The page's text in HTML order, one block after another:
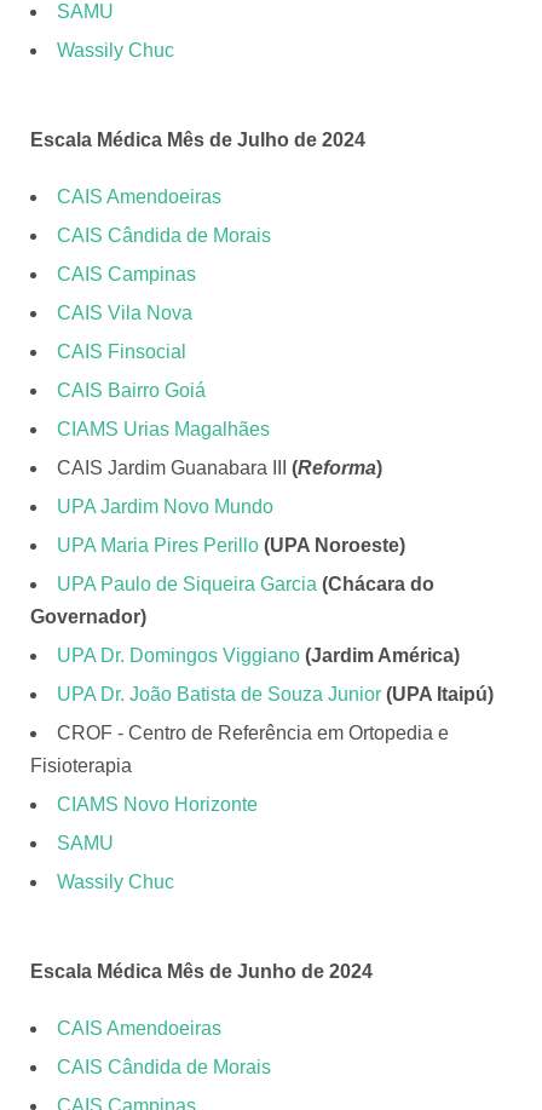
SAMU
Wassily Chuc
Escala Médica Mês de Julho de 2024
CAIS Amendoeiras
CAIS Cândida de Morais
CAIS Campinas
CAIS Vila Nova
CAIS Finsocial
CAIS Bairro Goiá
CIAMS Urias Magalhães
CAIS Jardim Guanabara III (Reforma)
UPA Jardim Novo Mundo
UPA Maria Pires Perillo (UPA Noroeste)
UPA Paulo de Siqueira Garcia (Chácara do
Governador)
UPA Dr. Domingos Viggiano (Jardim América)
UPA Dr. João Batista de Souza Junior (UPA Itaipú)
CROF - Centro de Referência em Ortopedia e
Fisioterapia
CIAMS Novo Horizonte
SAMU
Wassily Chuc
Escala Médica Mês de Junho de 2024
CAIS Amendoeiras
CAIS Cândida de Morais
CAIS Campinas